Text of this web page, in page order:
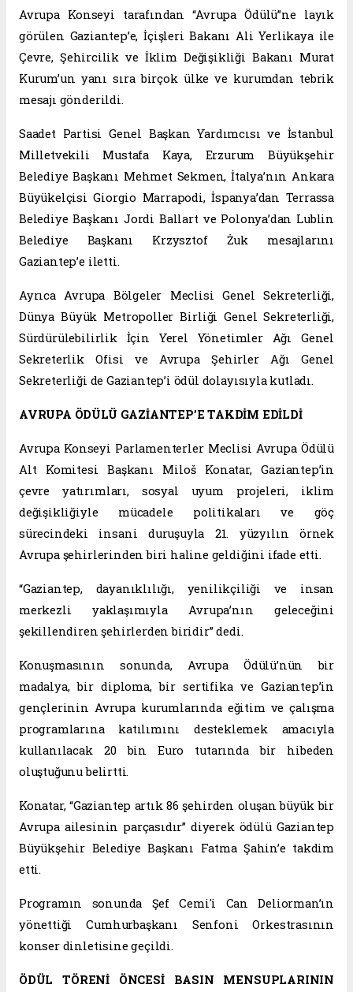
Avrupa Konseyi tarafından “Avrupa Ödülü”ne layık
görülen Gaziantep’e, İçişleri Bakanı Ali Yerlikaya ile
Çevre, Şehircilik ve İklim Değişikliği Bakanı Murat
Kurum’un yanı sıra birçok ülke ve kurumdan tebrik
mesajı gönderildi.
Saadet Partisi Genel Başkan Yardımcısı ve İstanbul
Milletvekili Mustafa Kaya, Erzurum Büyükşehir
Belediye Başkanı Mehmet Sekmen, İtalya’nın Ankara
Büyükelçisi Giorgio Marrapodi, İspanya’dan Terrassa
Belediye Başkanı Jordi Ballart ve Polonya’dan Lublin
Belediye Başkanı Krzysztof Żuk mesajlarını
Gaziantep’e iletti.
Ayrıca Avrupa Bölgeler Meclisi Genel Sekreterliği,
Dünya Büyük Metropoller Birliği Genel Sekreterliği,
Sürdürülebilirlik İçin Yerel Yönetimler Ağı Genel
Sekreterlik Ofisi ve Avrupa Şehirler Ağı Genel
Sekreterliği de Gaziantep’i ödül dolayısıyla kutladı.
AVRUPA ÖDÜLÜ GAZİANTEP’E TAKDİM EDİLDİ
Avrupa Konseyi Parlamenterler Meclisi Avrupa Ödülü
Alt Komitesi Başkanı Miloš Konatar, Gaziantep’in
çevre yatırımları, sosyal uyum projeleri, iklim
değişikliğiyle mücadele politikaları ve göç
sürecindeki insani duruşuyla 21. yüzyılın örnek
Avrupa şehirlerinden biri haline geldiğini ifade etti.
“Gaziantep, dayanıklılığı, yenilikçiliği ve insan
merkezli yaklaşımıyla Avrupa’nın geleceğini
şekillendiren şehirlerden biridir” dedi.
Konuşmasının sonunda, Avrupa Ödülü’nün bir
madalya, bir diploma, bir sertifika ve Gaziantep’in
gençlerinin Avrupa kurumlarında eğitim ve çalışma
programlarına katılımını desteklemek amacıyla
kullanılacak 20 bin Euro tutarında bir hibeden
oluştuğunu belirtti.
Konatar, “Gaziantep artık 86 şehirden oluşan büyük bir
Avrupa ailesinin parçasıdır” diyerek ödülü Gaziantep
Büyükşehir Belediye Başkanı Fatma Şahin’e takdim
etti.
Programın sonunda Şef Cemi'i Can Deliorman’ın
yönettiği Cumhurbaşkanı Senfoni Orkestrasının
konser dinletisine geçildi.
ÖDÜL TÖRENİ ÖNCESİ BASIN MENSUPLARININ